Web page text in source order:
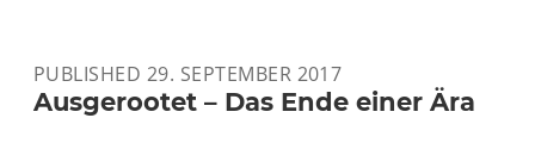
PUBLISHED 29. SEPTEMBER 2017
Ausgerootet – Das Ende einer Ära